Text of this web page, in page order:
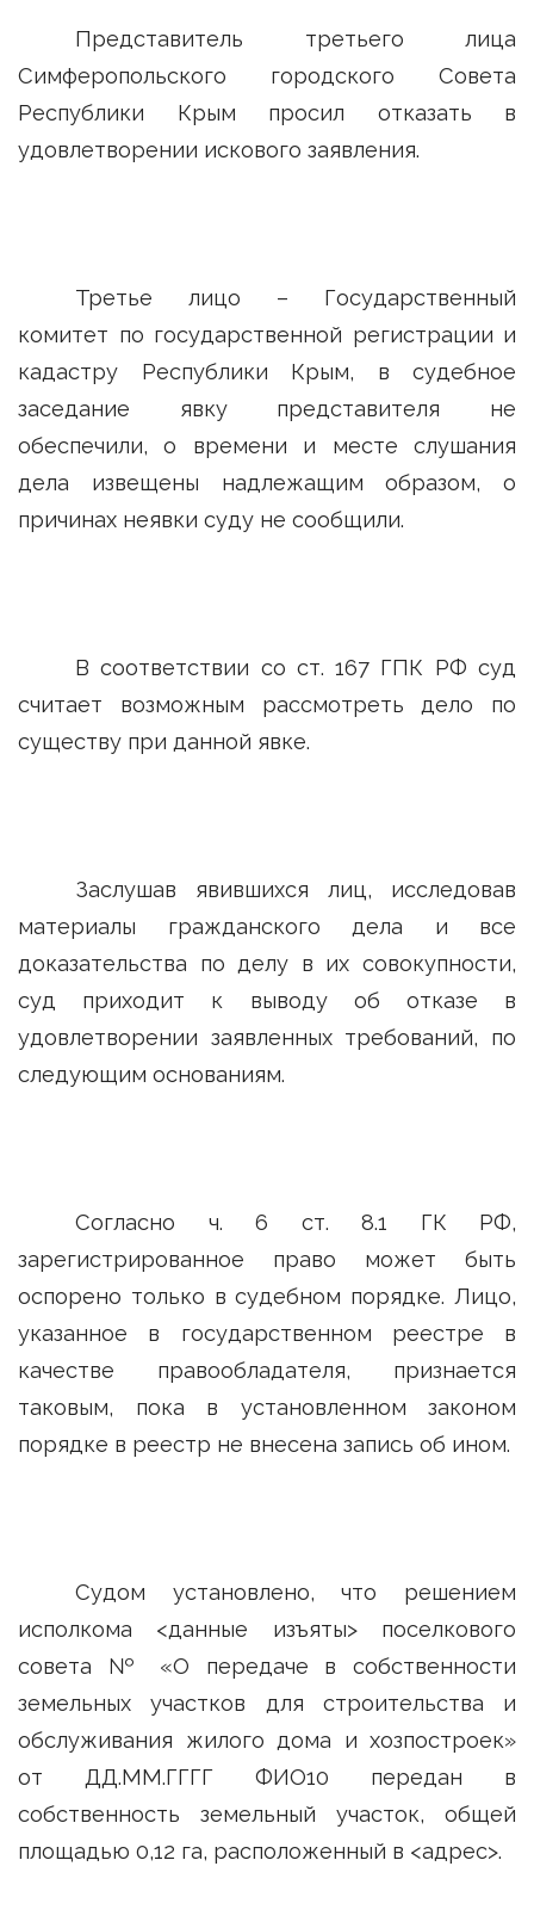
Представитель третьего лица
Симферопольского городского Совета
Республики Крым просил отказать в
удовлетворении искового заявления.
Третье лицо – Государственный
комитет по государственной регистрации и
кадастру Республики Крым, в судебное
заседание явку представителя не
обеспечили, о времени и месте слушания
дела извещены надлежащим образом, о
причинах неявки суду не сообщили.
В соответствии со ст. 167 ГПК РФ суд
считает возможным рассмотреть дело по
существу при данной явке.
Заслушав явившихся лиц, исследовав
материалы гражданского дела и все
доказательства по делу в их совокупности,
суд приходит к выводу об отказе в
удовлетворении заявленных требований, по
следующим основаниям.
Согласно ч. 6 ст. 8.1 ГК РФ,
зарегистрированное право может быть
оспорено только в судебном порядке. Лицо,
указанное в государственном реестре в
качестве правообладателя, признается
таковым, пока в установленном законом
порядке в реестр не внесена запись об ином.
Судом установлено, что решением
исполкома <данные изъяты> поселкового
совета № «О передаче в собственности
земельных участков для строительства и
обслуживания жилого дома и хозпостроек»
от ДД.ММ.ГГГГ ФИО10 передан в
собственность земельный участок, общей
площадью 0,12 га, расположенный в <адрес>.